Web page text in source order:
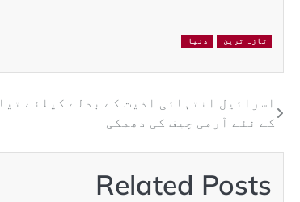
تازہ ترین دنیا
اسرائیل انتہائی اذیت کے بدلے کیلئے
کے نئے آرمی چیف کی دھمکی
Related Posts